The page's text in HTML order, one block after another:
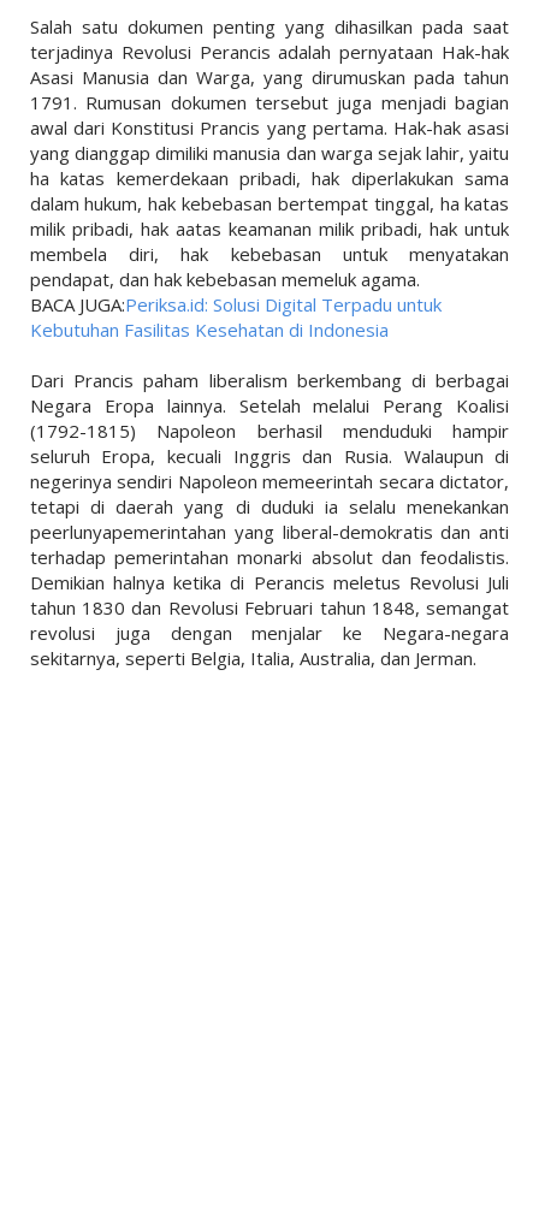
Salah satu dokumen penting yang dihasilkan pada saat
terjadinya Revolusi Perancis adalah pernyataan Hak-hak
Asasi Manusia dan Warga, yang dirumuskan pada tahun
1791. Rumusan dokumen tersebut juga menjadi bagian
awal dari Konstitusi Prancis yang pertama. Hak-hak asasi
yang dianggap dimiliki manusia dan warga sejak lahir, yaitu
ha katas kemerdekaan pribadi, hak diperlakukan sama
dalam hukum, hak kebebasan bertempat tinggal, ha katas
milik pribadi, hak aatas keamanan milik pribadi, hak untuk
membela diri, hak kebebasan untuk menyatakan
pendapat, dan hak kebebasan memeluk agama.
BACA JUGA:Periksa.id: Solusi Digital Terpadu untuk
Kebutuhan Fasilitas Kesehatan di Indonesia
Dari Prancis paham liberalism berkembang di berbagai
Negara Eropa lainnya. Setelah melalui Perang Koalisi
(1792-1815) Napoleon berhasil menduduki hampir
seluruh Eropa, kecuali Inggris dan Rusia. Walaupun di
negerinya sendiri Napoleon memeerintah secara dictator,
tetapi di daerah yang di duduki ia selalu menekankan
peerlunyapemerintahan yang liberal-demokratis dan anti
terhadap pemerintahan monarki absolut dan feodalistis.
Demikian halnya ketika di Perancis meletus Revolusi Juli
tahun 1830 dan Revolusi Februari tahun 1848, semangat
revolusi juga dengan menjalar ke Negara-negara
sekitarnya, seperti Belgia, Italia, Australia, dan Jerman.